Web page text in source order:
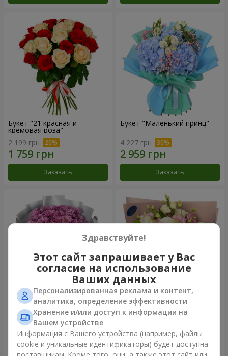
Букет "21 красная и
кремовая роза"
2 199 грн
Заказать
Букет "Маленький принц"
4 227 грн
Заказать
Букет "Твои хризантемы"
1 599 грн
Заказать
Букет "Панна Котта"
Заказать
Здравствуйте!
Этот сайт запрашивает у Вас
согласие на использование
Ваших данных
Персонализированная реклама и контент,
аналитика, определение эффективности
Хранение и/или доступ к информации на
Вашем устройстве
Информация с Вашего устройства (например, файлы
cookie и уникальные идентификаторы) будет доступна